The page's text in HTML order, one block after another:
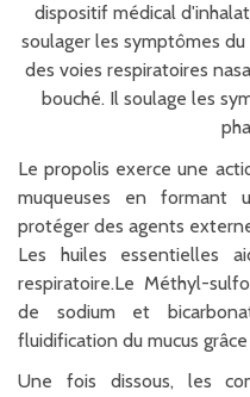
dispositif médical
soulager les symptômes
des voies respiratoires
bouché. Il soulage les
Le propolis exerce une
muqueuses en formant
protéger des agents
Les huiles essentielles
respiratoire.Le Méthyl-
de sodium et
fluidification du mucus
Une fois dissous, les